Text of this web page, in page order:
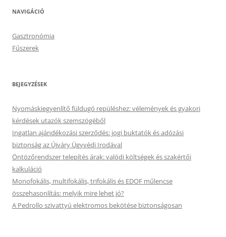
NAVIGÁCIÓ
Gasztronómia
Fűszerek
BEJEGYZÉSEK
Nyomáskiegyenlítő füldugó repüléshez: vélemények és gyakori
kérdések utazók szemszögéből
Ingatlan ajándékozási szerződés: jogi buktatók és adózási
biztonság az Újváry Ügyvédi Irodával
Öntözőrendszer telepítés árak: valódi költségek és szakértői
kalkuláció
Monofokális, multifokális, trifokális és EDOF műlencse
összehasonlítás: melyik mire lehet jó?
A Pedrollo szivattyú elektromos bekötése biztonságosan